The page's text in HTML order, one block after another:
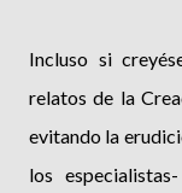
Incluso si
relatos de la
evitando la
los